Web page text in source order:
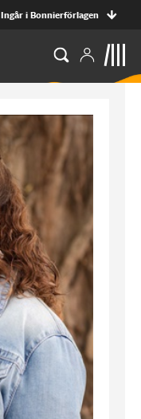
Ingår i Bonnierförlagen